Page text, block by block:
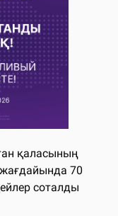
қаласының
70
соталды